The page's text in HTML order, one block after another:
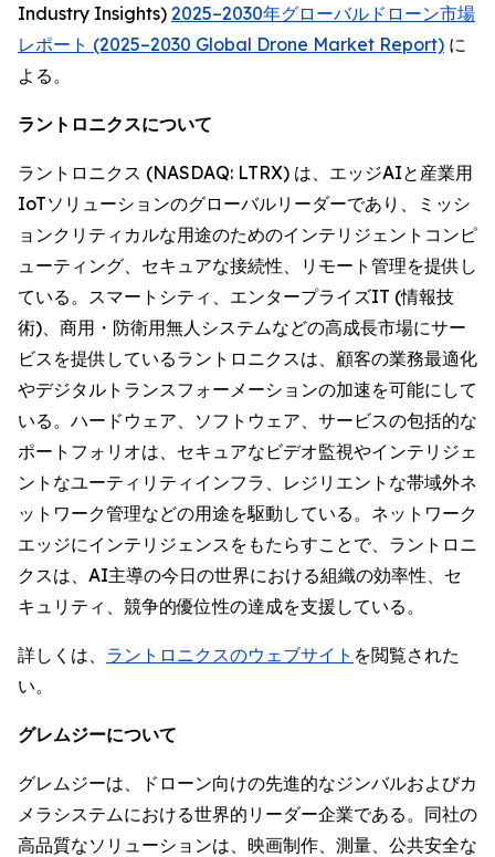
Industry Insights) 2025–2030年グローバルドローン市場
レポート (2025–2030 Global Drone Market Report) に
よる。
ラントロニクスについて
ラントロニクス (NASDAQ: LTRX) は、エッジAIと産業用
IoTソリューションのグローバルリーダーであり、ミッシ
ョンクリティカルな用途のためのインテリジェントコンピ
ューティング、セキュアな接続性、リモート管理を提供し
ている。スマートシティ、エンタープライズIT (情報技
術)、商用・防衛用無人システムなどの高成長市場にサー
ビスを提供しているラントロニクスは、顧客の業務最適化
やデジタルトランスフォーメーションの加速を可能にして
いる。ハードウェア、ソフトウェア、サービスの包括的な
ポートフォリオは、セキュアなビデオ監視やインテリジェ
ントなユーティリティインフラ、レジリエントな帯域外ネ
ットワーク管理などの用途を駆動している。ネットワーク
エッジにインテリジェンスをもたらすことで、ラントロニ
クスは、AI主導の今日の世界における組織の効率性、セ
キュリティ、競争的優位性の達成を支援している。
詳しくは、 ラントロニクスのウェブサイト を閲覧された
い。
グレムジーについて
グレムジーは、ドローン向けの先進的なジンバルおよびカ
メラシステムにおける世界的リーダー企業である。同社の
高品質なソリューションは、映画制作、測量、公共安全な